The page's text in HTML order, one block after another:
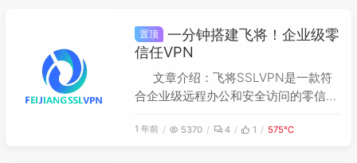
置顶
一分钟搭建飞将！企业级零
信任VPN
文章介绍：飞将SSLVPN是一款符
合企业级远程办公和安全访问的零信任
1 年前 5370 4 1 575℃